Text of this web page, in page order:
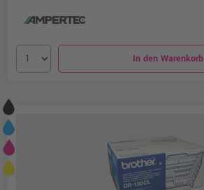
In den Warenkorb